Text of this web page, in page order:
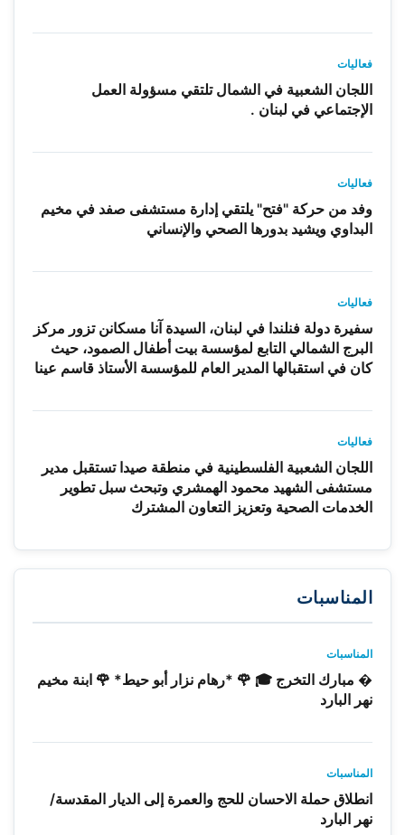
فعاليات
اللجان الشعبية في الشمال تلتقي مسؤولة العمل
الإجتماعي في لبنان .
فعاليات
وفد من حركة "فتح" يلتقي إدارة مستشفى صفد في مخيم
البداوي ويشيد بدورها الصحي والإنساني
فعاليات
سفيرة دولة فنلندا في لبنان، السيدة آنا مسكانن تزور مركز
البرج الشمالي التابع لمؤسسة بيت أطفال الصمود، حيث
كان في استقبالها المدير العام للمؤسسة الأستاذ قاسم عينا
فعاليات
اللجان الشعبية الفلسطينية في منطقة صيدا تستقبل مدير
مستشفى الشهيد محمود الهمشري وتبحث سبل تطوير
الخدمات الصحية وتعزيز التعاون المشترك
المناسبات
المناسبات
� مبارك التخرج 🎓 🌹 *رهام نزار أبو حيط* 🌹 ابنة مخيم
نهر البارد
المناسبات
انطلاق حملة الاحسان للحج والعمرة إلى الديار المقدسة/
نهر البارد